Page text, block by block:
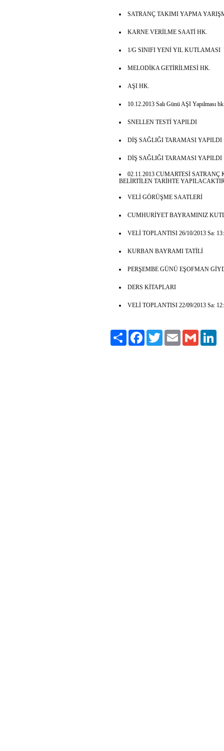
SATRANÇ TAKIMI YAPMA
KARNE VERİLME SAATİ HK.
1/G SINIFI YENİ YIL KUTLAMASI
MELODİKA GETİRİLMESİ HK.
AŞI HK.
10.12.2013 Salı Günü AŞI Yapılması
SNELLEN TESTİ YAPILDI
DİŞ SAĞLIĞI TARAMASI YAPILDI
DİŞ SAĞLIĞI TARAMASI YAPILDI
02.11.2013 CUMARTESİ
BELİRTİLEN TARİHTE
VELİ GÖRÜŞME SAATLERİ
CUMHURİYET BAYRAMINIZ
VELİ TOPLANTISI 26/10/2013 Sa:
KURBAN BAYRAMI TATİLİ
PERŞEMBE GÜNÜ EŞOFMAN
DERS KİTAPLARI
VELİ TOPLANTISI 22/09/2013 Sa:
Paylaş FacebookTwitter Email Gmail